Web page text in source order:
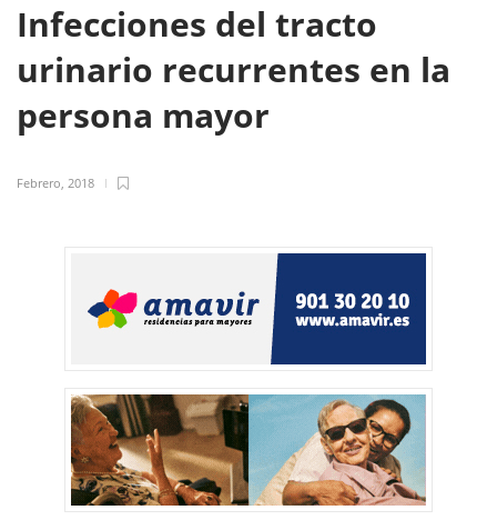
Infecciones del tracto
urinario recurrentes en la
persona mayor
Febrero, 2018